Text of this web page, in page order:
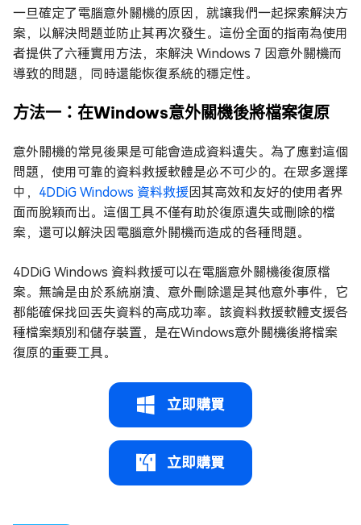
一旦確定了電腦意外關機的原因，就讓我們一起探索解決方
案，以解決問題並防止其再次發生。這份全面的指南為使用
者提供了六種實用方法，來解決 Windows 7 因意外關機而
導致的問題，同時還能恢復系統的穩定性。
方法一：在Windows意外關機後將檔案復原
意外關機的常見後果是可能會造成資料遺失。為了應對這個
問題，使用可靠的資料救援軟體是必不可少的。在眾多選擇
中， 4DDiG Windows 資料救援因其高效和友好的使用者界
面而脫穎而出。這個工具不僅有助於復原遺失或刪除的檔
案，還可以解決因電腦意外關機而造成的各種問題。
4DDiG Windows 資料救援可以在電腦意外關機後復原檔
案。無論是由於系統崩潰、意外刪除還是其他意外事件，它
都能確保找回丟失資料的高成功率。該資料救援軟體支援各
種檔案類別和儲存裝置，是在Windows意外關機後將檔案
復原的重要工具。
立即購買
立即購買